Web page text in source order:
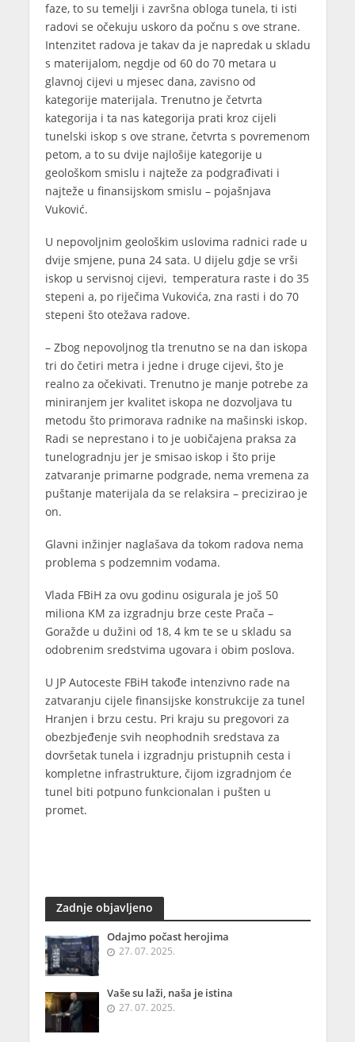
faze, to su temelji i završna obloga tunela, ti isti
radovi se očekuju uskoro da počnu s ove strane.
Intenzitet radova je takav da je napredak u skladu
s materijalom, negdje od 60 do 70 metara u
glavnoj cijevi u mjesec dana, zavisno od
kategorije materijala. Trenutno je četvrta
kategorija i ta nas kategorija prati kroz cijeli
tunelski iskop s ove strane, četvrta s povremenom
petom, a to su dvije najlošije kategorije u
geološkom smislu i najteže za podgrađivati i
najteže u finansijskom smislu – pojašnjava
Vuković.
U nepovoljnim geološkim uslovima radnici rade u
dvije smjene, puna 24 sata. U dijelu gdje se vrši
iskop u servisnoj cijevi, temperatura raste i do 35
stepeni a, po riječima Vukovića, zna rasti i do 70
stepeni što otežava radove.
– Zbog nepovoljnog tla trenutno se na dan iskopa
tri do četiri metra i jedne i druge cijevi, što je
realno za očekivati. Trenutno je manje potrebe za
miniranjem jer kvalitet iskopa ne dozvoljava tu
metodu što primorava radnike na mašinski iskop.
Radi se neprestano i to je uobičajena praksa za
tunelogradnju jer je smisao iskop i što prije
zatvaranje primarne podgrade, nema vremena za
puštanje materijala da se relaksira – precizirao je
on.
Glavni inžinjer naglašava da tokom radova nema
problema s podzemnim vodama.
Vlada FBiH za ovu godinu osigurala je još 50
miliona KM za izgradnju brze ceste Prača –
Goražde u dužini od 18, 4 km te se u skladu sa
odobrenim sredstvima ugovara i obim poslova.
U JP Autoceste FBiH takođe intenzivno rade na
zatvaranju cijele finansijske konstrukcije za tunel
Hranjen i brzu cestu. Pri kraju su pregovori za
obezbjeđenje svih neophodnih sredstava za
dovršetak tunela i izgradnju pristupnih cesta i
kompletne infrastrukture, čijom izgradnjom će
tunel biti potpuno funkcionalan i pušten u
promet.
Zadnje objavljeno
Odajmo počast herojima
27. 07. 2025.
Vaše su laži, naša je istina
27. 07. 2025.